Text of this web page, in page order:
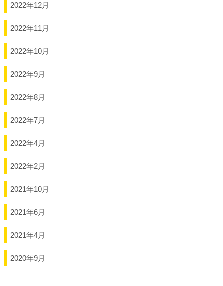
2022年12月
2022年11月
2022年10月
2022年9月
2022年8月
2022年7月
2022年4月
2022年2月
2021年10月
2021年6月
2021年4月
2020年9月